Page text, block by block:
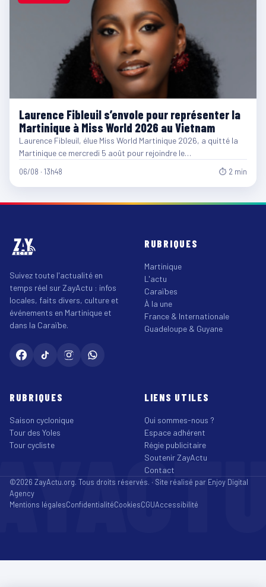
Laurence Fibleuil s’envole pour représenter la
Martinique à Miss World 2026 au Vietnam
Laurence Fibleuil, élue Miss World Martinique 2026, a quitté la
Martinique ce mercredi 5 août pour rejoindre le…
06/08 · 13h48 ⏱ 2 min
Suivez toute l'actualité en
temps réel sur ZayActu : infos
locales, faits divers, culture et
événements en Martinique et
dans la Caraïbe.
RUBRIQUES
Martinique
L'actu
Caraïbes
À la une
France & Internationale
Guadeloupe & Guyane
RUBRIQUES
Saison cyclonique
Tour des Yoles
Tour cycliste
LIENS UTILES
Qui sommes-nous ?
Espace adhérent
Régie publicitaire
Soutenir ZayActu
Contact
©2026 ZayActu.org. Tous droits réservés. · Site réalisé par Enjoy Digital
Agency
Mentions légalesConfidentialitéCookiesCGUAccessibilité